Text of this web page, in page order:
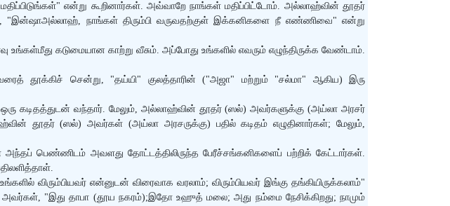
என்று கூறினார்கள். அவ்வாறே நாங்கள் மதிப்பிட்டோம். அல்லாஹ்வின் தூதர்
"இன்ஷாஅல்லாஹ், நாங்கள் திரும்பி வருவதற்குள் இக்கனிகளை நீ எண்ணிவை" என்று
கடுமையான காற்று வீசும். அப்போது உங்களில் எவரும் எழுந்திருக்க வேண்டாம்.
தூக்கிச் சென்று, "தய்யி" குலத்தாரின் ("அஜா" மற்றும் "சல்மா" ஆகிய) இரு
கடிதத்துடன் வந்தார். மேலும், அல்லாஹ்வின் தூதர் (ஸல்) அவர்களுக்கு (அய்லா அரசர்
தூதர் (ஸல்) அவர்கள் (அய்லா அரசருக்கு) பதில் கடிதம் எழுதினார்கள்; மேலும்,
பெண்ணிடம் அவளது தோட்டத்திலிருந்த பேரீச்சங்கனிகளைப் பற்றிக் கேட்டார்கள்.
விரும்பியவர் என்னுடன் விரைவாக வரலாம்; விரும்பியவர் இங்கு தங்கியிருக்கலாம்"
"இது தாபா (தூய நகரம்);இதோ உஹுத் மலை; அது நம்மை நேசிக்கிறது; நாமும்